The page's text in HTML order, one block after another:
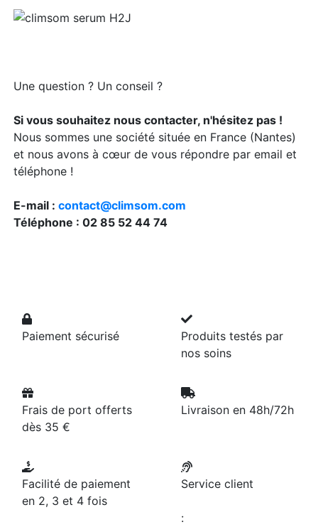
Une question ? Un conseil ?
Si vous souhaitez nous contacter, n'hésitez pas !
Nous sommes une société située en France (Nantes)
et nous avons à cœur de vous répondre par email et
téléphone !
E-mail : contact@climsom.com
Téléphone : 02 85 52 44 74
Paiement sécurisé
Produits testés par
nos soins
Frais de port offerts
dès 35 €
Livraison en 48h/72h
Facilité de paiement
en 2, 3 et 4 fois
Service client
: